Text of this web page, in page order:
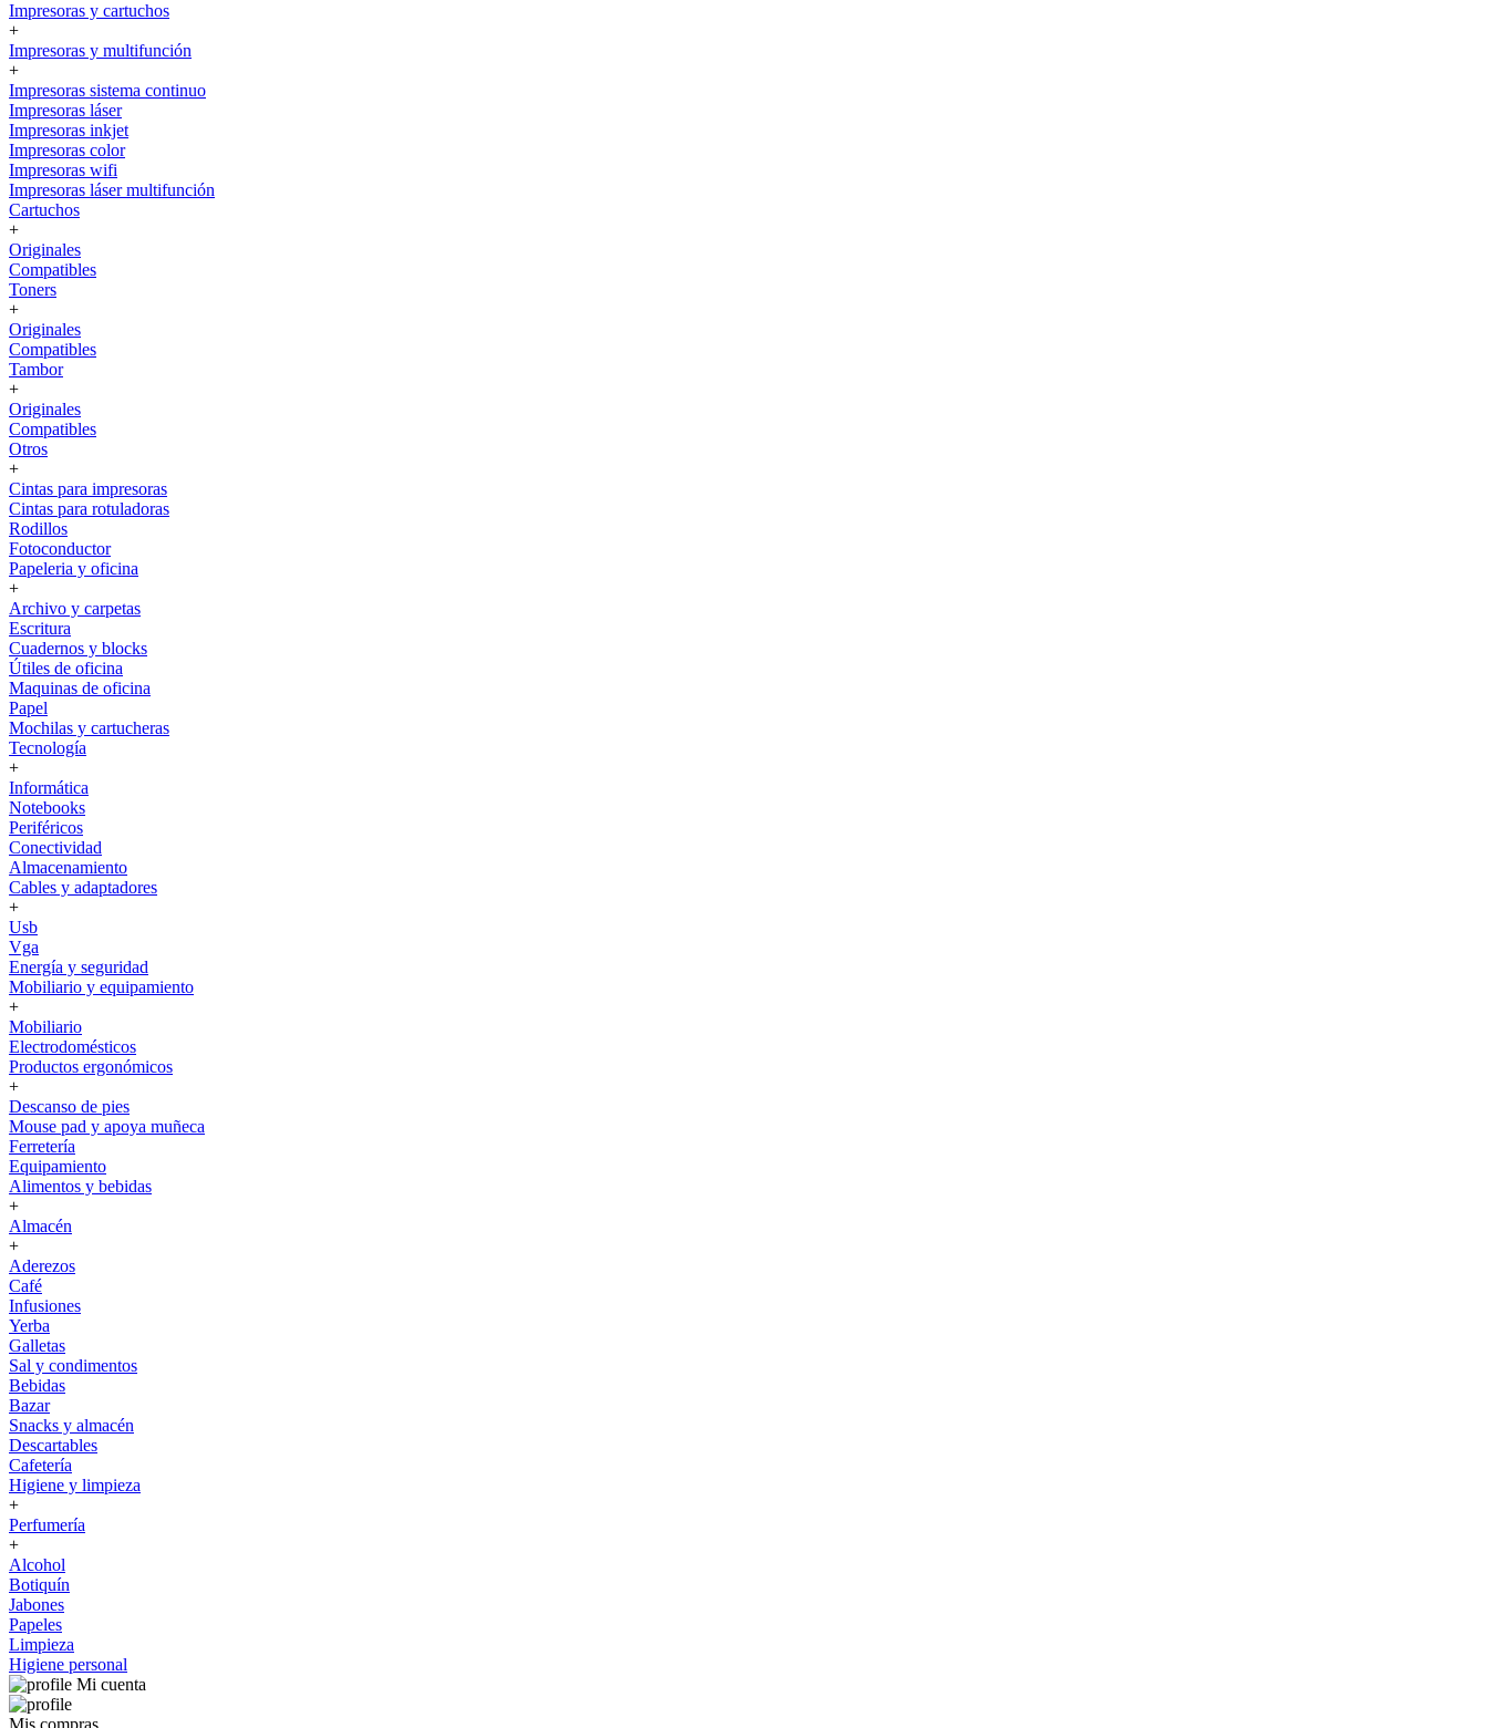
Impresoras y cartuchos
+
Impresoras y multifunción
+
Impresoras sistema continuo
Impresoras láser
Impresoras inkjet
Impresoras color
Impresoras wifi
Impresoras láser multifunción
Cartuchos
+
Originales
Compatibles
Toners
+
Originales
Compatibles
Tambor
+
Originales
Compatibles
Otros
+
Cintas para impresoras
Cintas para rotuladoras
Rodillos
Fotoconductor
Papeleria y oficina
+
Archivo y carpetas
Escritura
Cuadernos y blocks
Útiles de oficina
Maquinas de oficina
Papel
Mochilas y cartucheras
Tecnología
+
Informática
Notebooks
Periféricos
Conectividad
Almacenamiento
Cables y adaptadores
+
Usb
Vga
Energía y seguridad
Mobiliario y equipamiento
+
Mobiliario
Electrodomésticos
Productos ergonómicos
+
Descanso de pies
Mouse pad y apoya muñeca
Ferretería
Equipamiento
Alimentos y bebidas
+
Almacén
+
Aderezos
Café
Infusiones
Yerba
Galletas
Sal y condimentos
Bebidas
Bazar
Snacks y almacén
Descartables
Cafetería
Higiene y limpieza
+
Perfumería
+
Alcohol
Botiquín
Jabones
Papeles
Limpieza
Higiene personal
Mi cuenta
Mis compras